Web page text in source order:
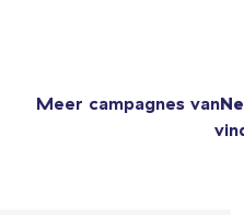
Meer campagnes van